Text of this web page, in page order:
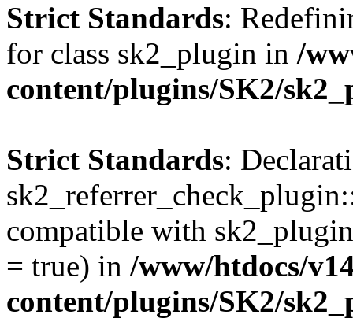
Strict Standards:
for class sk2_plugin in /
content/plugins/SK2/
Strict Standards:
compatible with
= true) in /www/htdocs/
content/plugins/SK2/